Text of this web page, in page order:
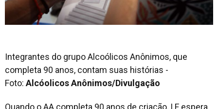
Integrantes do grupo Alcoólicos Anônimos, que
completa 90 anos, contam suas histórias -
Foto: Alcóolicos Anônimos/Divulgação